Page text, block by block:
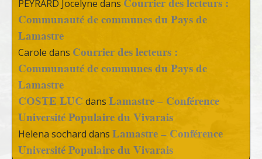
PEYRARD Jocelyne dans Courrier des lecteurs :
Communauté de communes du Pays de
Lamastre
Carole dans Courrier des lecteurs :
Communauté de communes du Pays de
Lamastre
COSTE LUC dans Lamastre – Conférence
Université Populaire du Vivarais
Helena sochard dans Lamastre – Conférence
Université Populaire du Vivarais